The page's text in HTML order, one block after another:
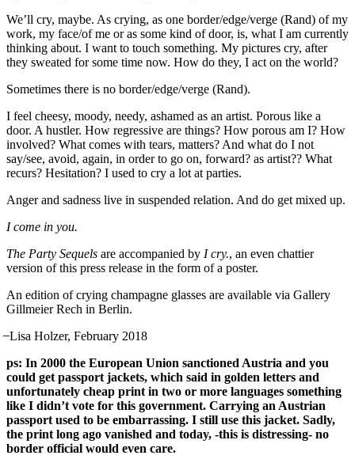
We’ll cry, maybe. As crying, as one border/edge/verge (Rand) of my
work, my face/of me or as some kind of door, is, what I am currently
thinking about. I want to touch something. My pictures cry, after
they sweated for some time now. How do they, I act on the world?
Sometimes there is no border/edge/verge (Rand).
I feel cheesy, moody, needy, ashamed as an artist. Porous like a
door. A hustler. How regressive are things? How porous am I? How
involved? What comes with tears, matters? And what do I not
say/see, avoid, again, in order to go on, forward? as artist?? What
recurs? Hesitation? I used to cry a lot at parties.
Anger and sadness live in suspended relation. And do get mixed up.
I come in you.
The Party Sequels are accompanied by I cry., an even chattier
version of this press release in the form of a poster.
An edition of crying champagne glasses are available via Gallery
Gillmeier Rech in Berlin.
̶ Lisa Holzer, February 2018
ps: In 2000 the European Union sanctioned Austria and you
could get passport jackets, which said in golden letters and
unfortunately cheap print in two or more languages something
like I didn’t vote for this government. Carrying an Austrian
passport used to be embarrassing. I still use this jacket. Sadly,
the print long ago vanished and today, -this is distressing- no
border official would even care.